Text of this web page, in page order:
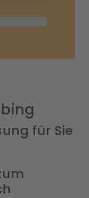
für Sie